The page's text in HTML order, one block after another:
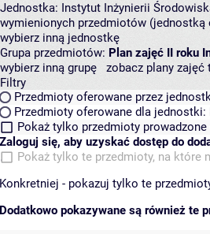
Jednostka: Instytut Inżynierii
wymienionych przedmiotów
wybierz inną jednostkę
Grupa przedmiotów: Plan zajęć II roku
wybierz inną grupę
zobacz plany zajęć
Filtry
Przedmioty oferowane przez
Przedmioty oferowane dla jednostki:
Pokaż tylko przedmioty
Zaloguj się, aby uzyskać dostęp do
Pokaż tylko te przedmioty, na które
Konkretniej - pokazuj tylko te
Dodatkowo pokazywane są również te